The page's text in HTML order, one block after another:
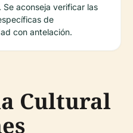
Se aconseja verificar las
de
con antelación.
Cultural